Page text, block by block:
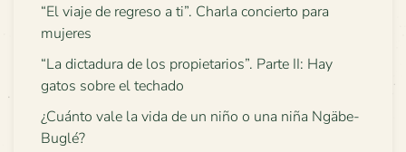
“El viaje de regreso a ti”. Charla concierto para
mujeres
“La dictadura de los propietarios”. Parte II: Hay
gatos sobre el techado
¿Cuánto vale la vida de un niño o una niña Ngäbe-
Buglé?